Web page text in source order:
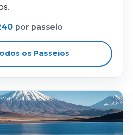
por passeio
os Passeios